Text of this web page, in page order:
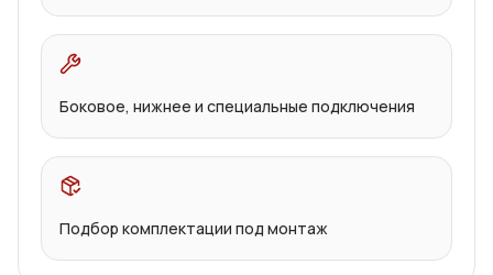
Боковое, нижнее и специальные подключения
Подбор комплектации под монтаж